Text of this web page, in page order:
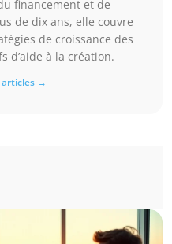
financement et de
de dix ans, elle couvre
de croissance des
d’aide à la création.
articles →